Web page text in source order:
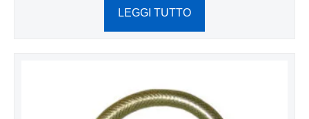
LEGGI TUTTO